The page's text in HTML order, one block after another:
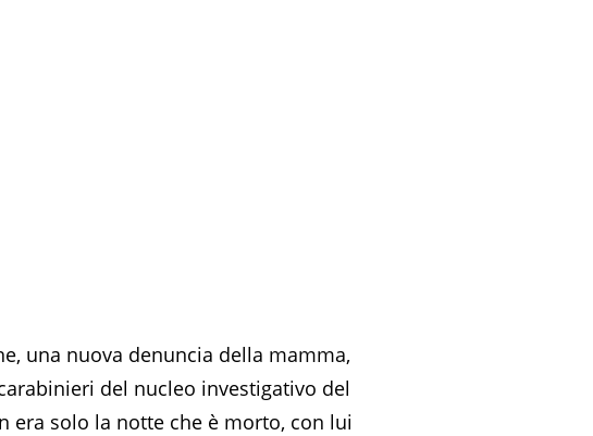
una nuova denuncia della mamma,
del nucleo investigativo del
era solo la notte che è morto, con lui